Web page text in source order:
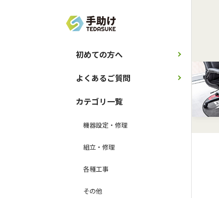
初めての方へ
カテゴリ一覧
機器設定・修理
組立・修理
各種工事
その他
よくあるご質問